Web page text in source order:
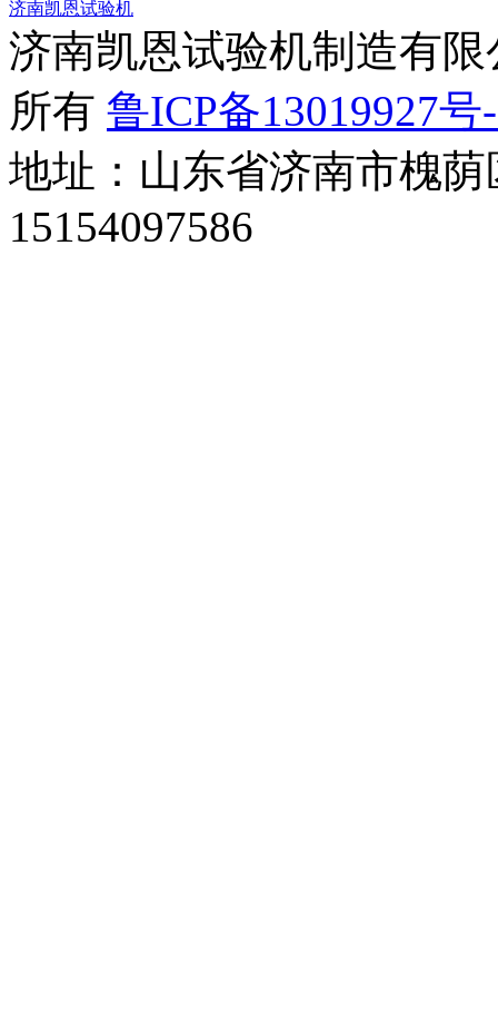
济南凯恩试验机
济南凯恩试验机制造有
所有 鲁ICP备13019927号
地址：山东省济南市槐
15154097586